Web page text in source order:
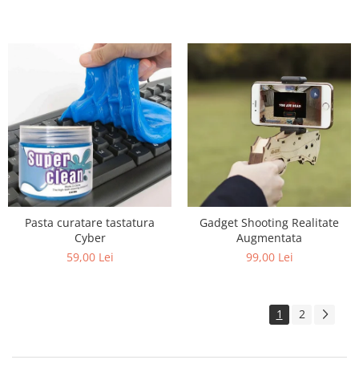
Pasta curatare tastatura
Cyber
59,00 Lei
Gadget Shooting Realitate
Augmentata
99,00 Lei
1 2